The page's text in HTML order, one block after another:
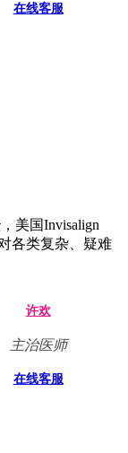
在线客服
美国Invisalign
各类复杂、疑难
许欢
主治医师
在线客服